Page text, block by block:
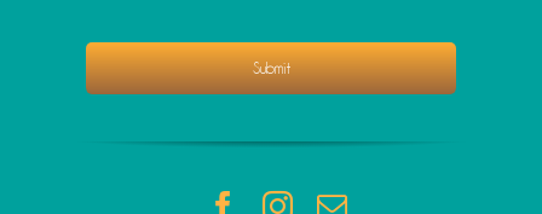
Submit